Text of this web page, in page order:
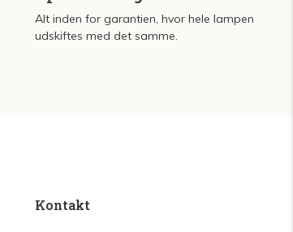
Alt inden for garantien, hvor hele lampen
udskiftes med det samme.
Kontakt